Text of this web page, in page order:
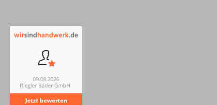
09.08.2026
Riegler Bäder GmbH
Jetzt bewerten